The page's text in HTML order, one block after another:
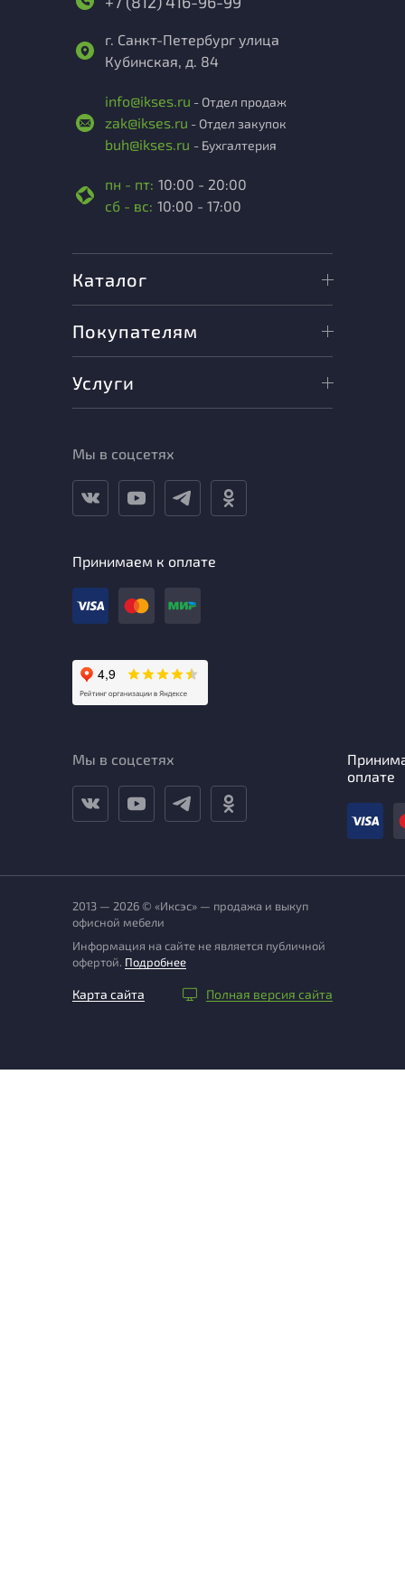
г. Санкт-Петербург улица
Кубинская, д. 84
info@ikses.ru - Отдел продаж
zak@ikses.ru - Отдел закупок
buh@ikses.ru - Бухгалтерия
пн - пт: 10:00 - 20:00
сб - вс: 10:00 - 17:00
Каталог
Покупателям
Услуги
Мы в соцсетях
Принимаем к оплате
Мы в соцсетях
оплате
2013 — 2026 © «Иксэс» — продажа и выкуп
офисной мебели
Информация на сайте не является публичной
офертой. Подробнее
Карта сайта Полная версия сайта